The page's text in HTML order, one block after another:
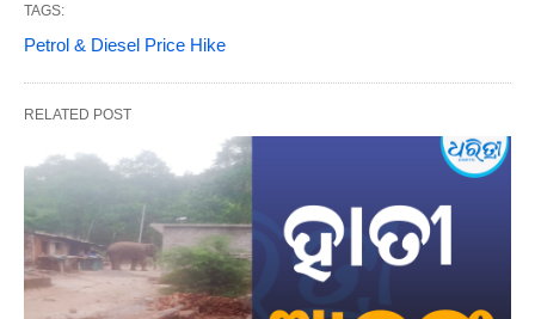
TAGS:
Petrol & Diesel Price Hike
RELATED POST